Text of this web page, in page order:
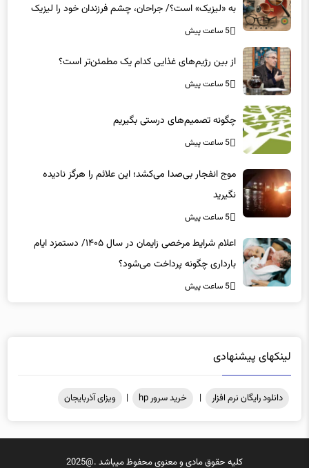
به «لیزیک» است؟/ جراحان، چشم فرزندان خود را لیزیک
می‌کنند؟
5 ساعت پیش
از بین رژیم‌های غذایی کدام یک مطمئن‌تر است؟‌
5 ساعت پیش
چگونه تصمیم‌های درستی بگیریم
5 ساعت پیش
موج انفجار بی‌صدا می‌کشد؛ این علائم را هرگز نادیده
نگیرید
5 ساعت پیش
اعلام شرایط مرخصی زایمان در سال ۱۴۰۵/ دستمزد ایام
بارداری چگونه پرداخت می‌شود؟
5 ساعت پیش
لینکهای پیشنهادی
دانلود رایگان نرم افزار | خرید سرور hp | ویزای آذربایجان
کلیه حقوق مادی و معنوی محفوظ میباشد .@2025